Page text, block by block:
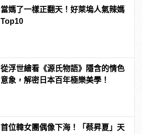
當媽了一樣正翻天！好萊塢人氣辣媽
Top10
從浮世繪看《源氏物語》隱含的情色
意象，解密日本百年極樂美學！
首位韓女團偶像下海！「蔡昇夏」天